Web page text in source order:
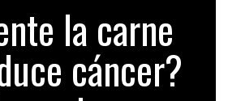
DE LA SEÑORA ROSA MARÍA…
DE SER RETIRADO
DE…
la carne
cáncer?